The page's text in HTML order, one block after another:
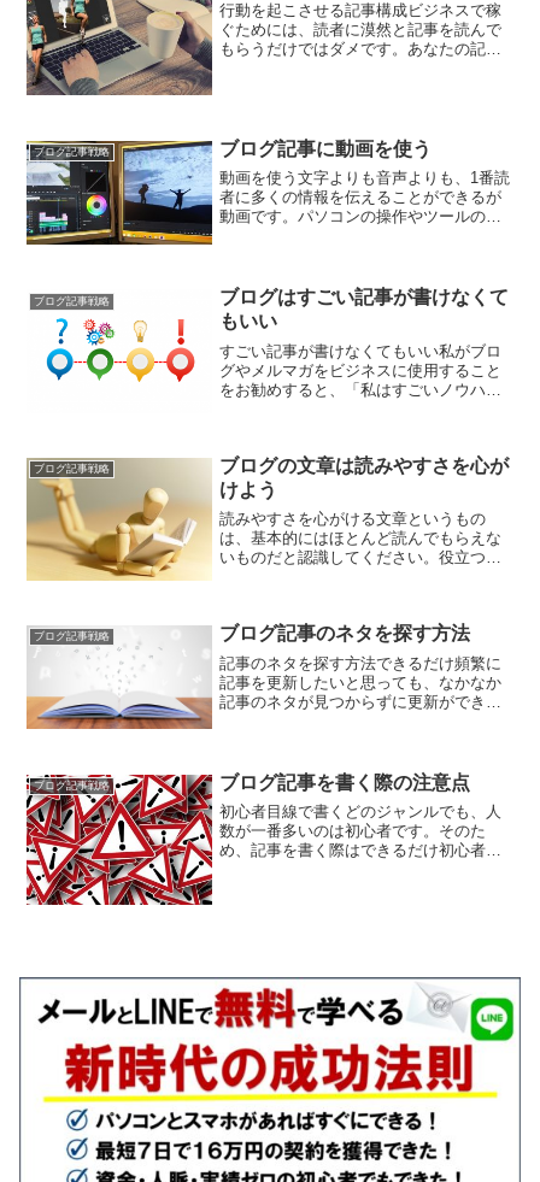
行動を起こさせる記事構成ビジネスで稼
ぐためには、読者に漠然と記事を読んで
もらうだけではダメです。あなたの記事
ブログ記事戦略 ブログ記事に動画を使う
動画を使う文字よりも音声よりも、1番読
者に多くの情報を伝えることができるが
動画です。パソコンの操作やツールの使
今は動画マーケティング...
ブログ記事戦略
ブログはすごい記事が書けなくて
もいい
すごい記事が書けなくてもいい私がブロ
グやメルマガをビジネスに使用すること
をお勧めすると、「私はすごいノウハウ
を集めて商品を購入しても...
ブログ記事戦略
ブログの文章は読みやすさを心が
けよう
読みやすさを心がける文章というもの
は、基本的にはほとんど読んでもらえな
いものだと認識してください。役立つ記
者に読みにくい文章だと思わ...
ブログ記事戦略 ブログ記事のネタを探す方法
記事のネタを探す方法できるだけ頻繁に
記事を更新したいと思っても、なかなか
記事のネタが見つからずに更新ができな
き、そのまま更新を止めて...
ブログ記事戦略 ブログ記事を書く際の注意点
初心者目線で書くどのジャンルでも、人
数が一番多いのは初心者です。そのた
め、記事を書く際はできるだけ初心者に